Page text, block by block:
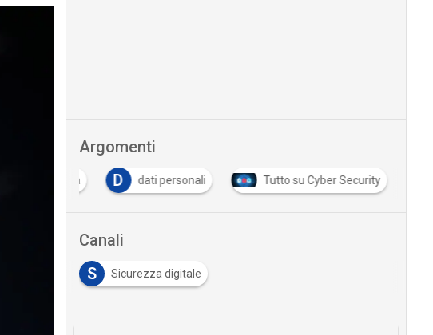
Argomenti
crittografia D dati personali Tutto su Cyber Security
Canali
S
Sicurezza digitale